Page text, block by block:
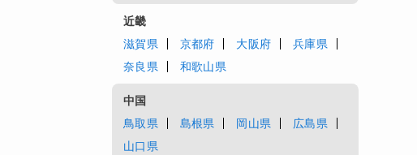
近畿
滋賀県
京都府 大阪府
兵庫県
奈良県
和歌山県
中国
鳥取県
島根県 岡山県
広島県
山口県